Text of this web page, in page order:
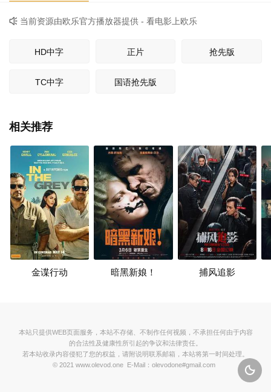
 当前资源由欧乐官方播放器提供 - 看电影上欧乐
HD中字 正片 抢先版
TC中字 国语抢先版
相关推荐
金谍行动 暗黑新娘！ 捕风追影

本站只提供WEB页面服务，本站不存储、不制作任何视频，不承担任何由于内容
的合法性及健康性所引起的争议和法律责任。
若本站收录内容侵犯了您的权益，请附说明联系邮箱，本站将第一时间处理。
© 2021 www.olevod.one E-Mail：olevodone#gmail.com